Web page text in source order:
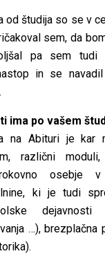
od študija so se v
sem, da
pa sem tudi
in se
ima po vašem
na Abituri je kar
različni
osebje v
ki je tudi
dejavnosti
…), brezplačna